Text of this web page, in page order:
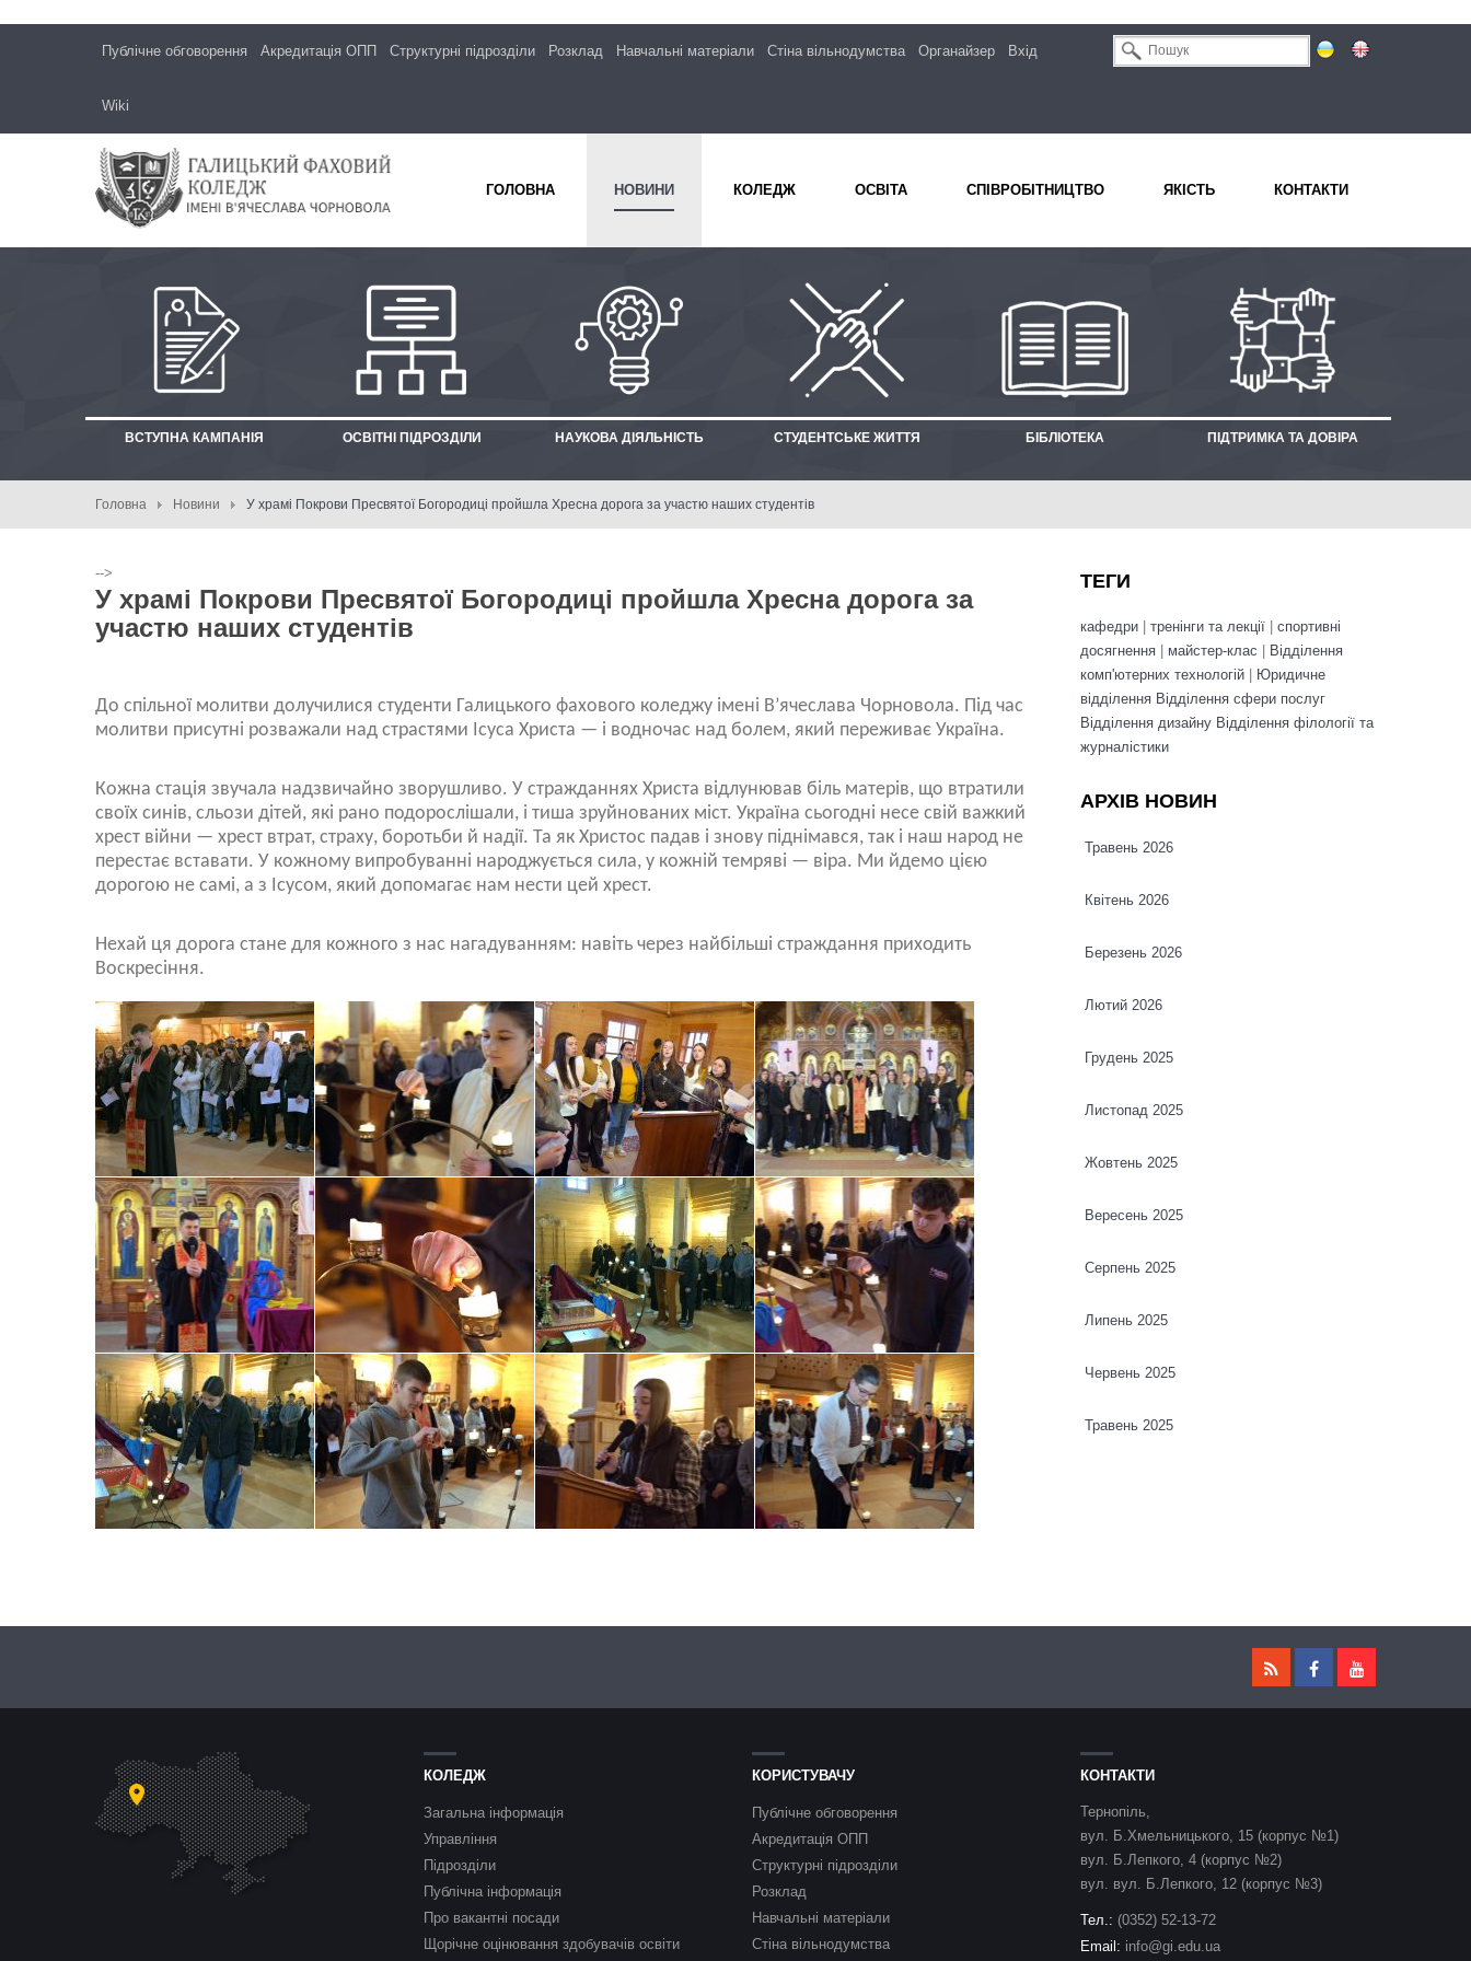
Публічне обговорення Акредитація ОПП Структурні підрозділи Розклад Навчальні матеріали Стіна вільнодумства Органайзер Вхід
Wiki
ГОЛОВНА НОВИНИ КОЛЕДЖ ОСВІТА СПІВРОБІТНИЦТВО ЯКІСТЬ КОНТАКТИ
ВСТУПНА КАМПАНІЯ ОСВІТНІ ПІДРОЗДІЛИ НАУКОВА ДІЯЛЬНІСТЬ СТУДЕНТСЬКЕ ЖИТТЯ БІБЛІОТЕКА ПІДТРИМКА ТА ДОВІРА
Головна Новини У храмі Покрови Пресвятої Богородиці пройшла Хресна дорога за участю наших студентів
-->
У храмі Покрови Пресвятої Богородиці пройшла Хресна дорога за
участю наших студентів
До спільної молитви долучилися студенти Галицького фахового коледжу імені В’ячеслава Чорновола. Під час
молитви присутні розважали над страстями Ісуса Христа — і водночас над болем, який переживає Україна.
Кожна стація звучала надзвичайно зворушливо. У стражданнях Христа відлунював біль матерів, що втратили
своїх синів, сльози дітей, які рано подорослішали, і тиша зруйнованих міст. Україна сьогодні несе свій важкий
хрест війни — хрест втрат, страху, боротьби й надії. Та як Христос падав і знову піднімався, так і наш народ не
перестає вставати. У кожному випробуванні народжується сила, у кожній темряві — віра. Ми йдемо цією
дорогою не самі, а з Ісусом, який допомагає нам нести цей хрест.
Нехай ця дорога стане для кожного з нас нагадуванням: навіть через найбільші страждання приходить
Воскресіння.
ТЕГИ
кафедри тренінги та лекції
спортивні
досягнення
майстер-клас
Відділення
комп'ютерних технологій
Юридичне
відділення Відділення сфери послуг
Відділення дизайну Відділення філології та
журналістики
АРХІВ НОВИН
Травень 2026
Квітень 2026
Березень 2026
Лютий 2026
Грудень 2025
Листопад 2025
Жовтень 2025
Вересень 2025
Серпень 2025
Липень 2025
Червень 2025
Травень 2025
КОЛЕДЖ
Загальна інформація
Управління
Підрозділи
Публічна інформація
Про вакантні посади
Щорічне оцінювання здобувачів освіти
КОРИСТУВАЧУ
Публічне обговорення
Акредитація ОПП
Структурні підрозділи
Розклад
Навчальні матеріали
Стіна вільнодумства
КОНТАКТИ
Тернопіль,
вул. Б.Хмельницького, 15 (корпус №1)
вул. Б.Лепкого, 4 (корпус №2)
вул. вул. Б.Лепкого, 12 (корпус №3)
Тел.: (0352) 52-13-72
Email: info@gi.edu.ua